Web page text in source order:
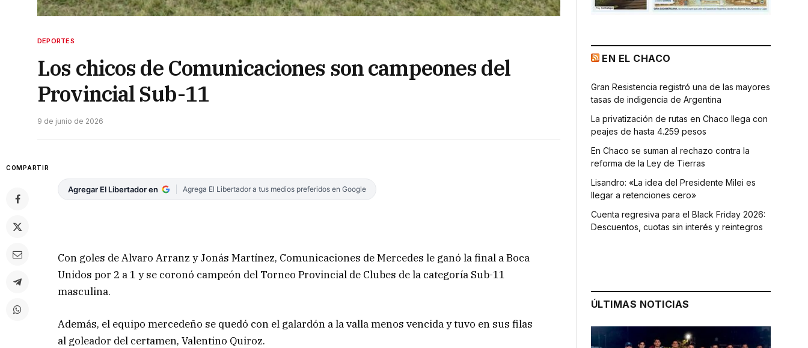
DEPORTES
Los chicos de Comunicaciones son campeones del
Provincial Sub-11
9 de junio de 2026
COMPARTIR
Agregar El Libertador en Agrega El Libertador a tus medios preferidos en Google
Con goles de Alvaro Arranz y Jonás Martínez, Comunicaciones de Mercedes le ganó la final a Boca
Unidos por 2 a 1 y se coronó campeón del Torneo Provincial de Clubes de la categoría Sub-11
masculina.
Además, el equipo mercedeño se quedó con el galardón a la valla menos vencida y tuvo en sus filas
al goleador del certamen, Valentino Quiroz.
EN EL CHACO
Gran Resistencia registró una de las mayores
tasas de indigencia de Argentina
La privatización de rutas en Chaco llega con
peajes de hasta 4.259 pesos
En Chaco se suman al rechazo contra la
reforma de la Ley de Tierras
Lisandro: «La idea del Presidente Milei es
llegar a retenciones cero»
Cuenta regresiva para el Black Friday 2026:
Descuentos, cuotas sin interés y reintegros
ÚLTIMAS NOTICIAS